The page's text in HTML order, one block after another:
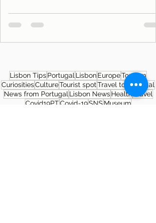
Lisbon TipsPortugal LisbonEuropeTourism
CuriositiesCultureTourist spotTravel to Portugal
News from Portugal Lisbon News Health
Travel
Covid19PTCovid-19SNSMuseum